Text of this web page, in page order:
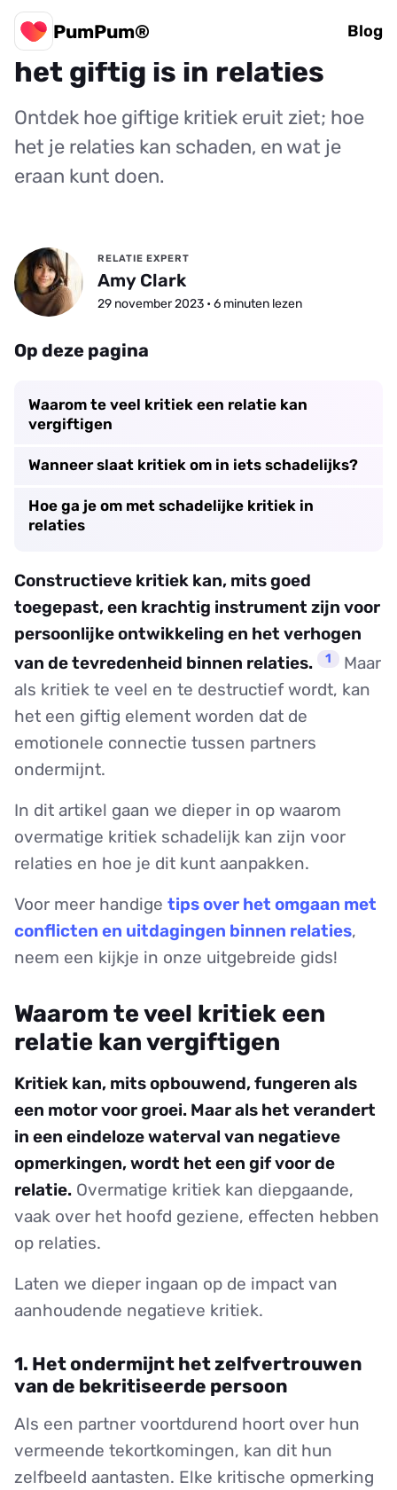
PumPum® Blog
Te kritisch zijn: Waarom
het giftig is in relaties
Ontdek hoe giftige kritiek eruit ziet; hoe
het je relaties kan schaden, en wat je
eraan kunt doen.
RELATIE EXPERT
Amy Clark
29 november 2023 • 6 minuten lezen
Op deze pagina
Waarom te veel kritiek een relatie kan
vergiftigen
Wanneer slaat kritiek om in iets schadelijks?
Hoe ga je om met schadelijke kritiek in
relaties
Constructieve kritiek kan, mits goed
toegepast, een krachtig instrument zijn voor
persoonlijke ontwikkeling en het verhogen
van de tevredenheid binnen relaties.
1
Maar
als kritiek te veel en te destructief wordt, kan
het een giftig element worden dat de
emotionele connectie tussen partners
ondermijnt.
In dit artikel gaan we dieper in op waarom
overmatige kritiek schadelijk kan zijn voor
relaties en hoe je dit kunt aanpakken.
Voor meer handige tips over het omgaan met
conflicten en uitdagingen binnen relaties,
neem een kijkje in onze uitgebreide gids!
Waarom te veel kritiek een
relatie kan vergiftigen
Kritiek kan, mits opbouwend, fungeren als
een motor voor groei. Maar als het verandert
in een eindeloze waterval van negatieve
opmerkingen, wordt het een gif voor de
relatie. Overmatige kritiek kan diepgaande,
vaak over het hoofd geziene, effecten hebben
op relaties.
Laten we dieper ingaan op de impact van
aanhoudende negatieve kritiek.
1. Het ondermijnt het zelfvertrouwen
van de bekritiseerde persoon
Als een partner voortdurend hoort over hun
vermeende tekortkomingen, kan dit hun
zelfbeeld aantasten. Elke kritische opmerking